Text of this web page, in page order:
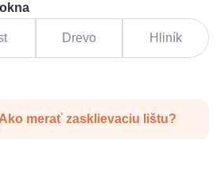
Drevo Hliník
Ako merať zasklievaciu lištu?